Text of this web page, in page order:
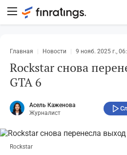
Главная Новости 9 нояб. 2025 г.,
Rockstar снова
GTA 6
Асель Каженова
Журналист
Rockstar